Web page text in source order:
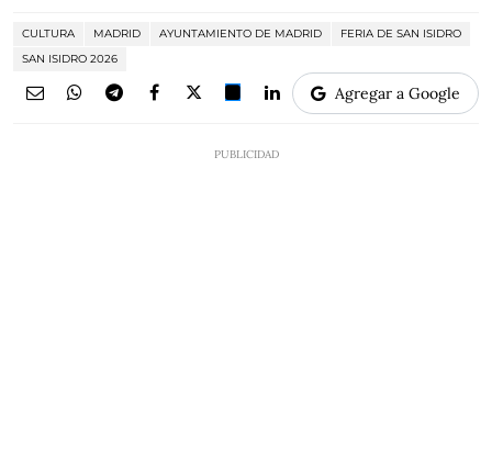
CULTURA MADRID AYUNTAMIENTO DE MADRID
FERIA DE SAN ISIDRO
SAN ISIDRO 2026
Agregar a Google